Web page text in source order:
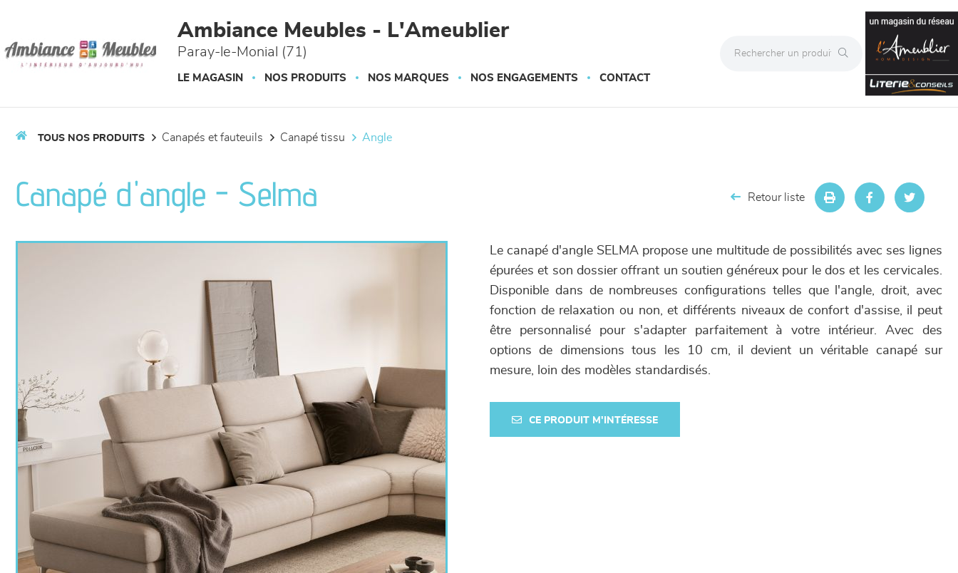
Ambiance Meubles - L'Ameublier
Paray-le-Monial (71)
LE MAGASIN NOS PRODUITS NOS MARQUES NOS ENGAGEMENTS CONTACT
TOUS NOS PRODUITS canapés et fauteuils canapé tissu angle
Canapé d'angle - Selma Retour liste
Le canapé d'angle SELMA propose une multitude de possibilités avec ses lignes
épurées et son dossier offrant un soutien généreux pour le dos et les cervicales.
Disponible dans de nombreuses configurations telles que l'angle, droit, avec
fonction de relaxation ou non, et différents niveaux de confort d'assise, il peut
être personnalisé pour s'adapter parfaitement à votre intérieur. Avec des
options de dimensions tous les 10 cm, il devient un véritable canapé sur
mesure, loin des modèles standardisés.
CE PRODUIT M'INTÉRESSE